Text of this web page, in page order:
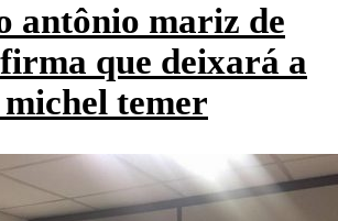
antônio mariz de
que deixará a
michel temer